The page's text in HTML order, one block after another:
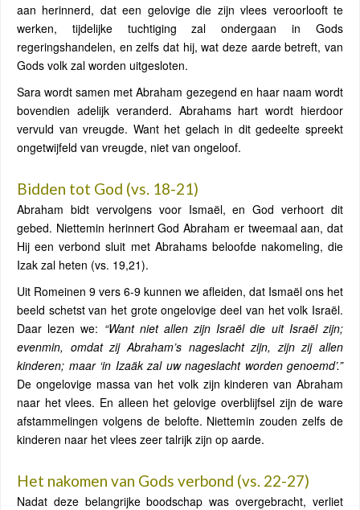
aan herinnerd, dat een gelovige die zijn vlees veroorlooft te
werken, tijdelijke tuchtiging zal ondergaan in Gods
regeringshandelen, en zelfs dat hij, wat deze aarde betreft, van
Gods volk zal worden uitgesloten.
Sara wordt samen met Abraham gezegend en haar naam wordt
bovendien adelijk veranderd. Abrahams hart wordt hierdoor
vervuld van vreugde. Want het gelach in dit gedeelte spreekt
ongetwijfeld van vreugde, niet van ongeloof.
Bidden tot God (vs. 18-21)
Abraham bidt vervolgens voor Ismaël, en God verhoort dit
gebed. Niettemin herinnert God Abraham er tweemaal aan, dat
Hij een verbond sluit met Abrahams beloofde nakomeling, die
Izak zal heten (vs. 19,21).
Uit Romeinen 9 vers 6-9 kunnen we afleiden, dat Ismaël ons het
beeld schetst van het grote ongelovige deel van het volk Israël.
Daar lezen we: “Want niet allen zijn Israël die uit Israël zijn;
evenmin, omdat zij Abraham’s nageslacht zijn, zijn zij allen
kinderen; maar ‘in Izaäk zal uw nageslacht worden genoemd’.”
De ongelovige massa van het volk zijn kinderen van Abraham
naar het vlees. En alleen het gelovige overblijfsel zijn de ware
afstammelingen volgens de belofte. Niettemin zouden zelfs de
kinderen naar het vlees zeer talrijk zijn op aarde.
Het nakomen van Gods verbond (vs. 22-27)
Nadat deze belangrijke boodschap was overgebracht, verliet